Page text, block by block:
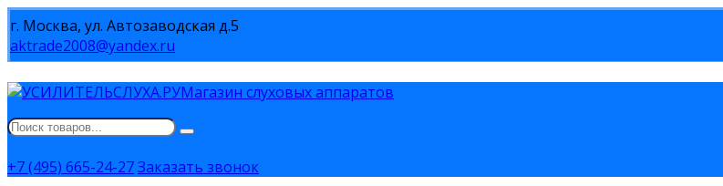
г. Москва, ул. Автозаводская д.5
aktrade2008@yandex.ru
Магазин слуховых аппаратов
+7 (495) 665-24-27Заказать звонок